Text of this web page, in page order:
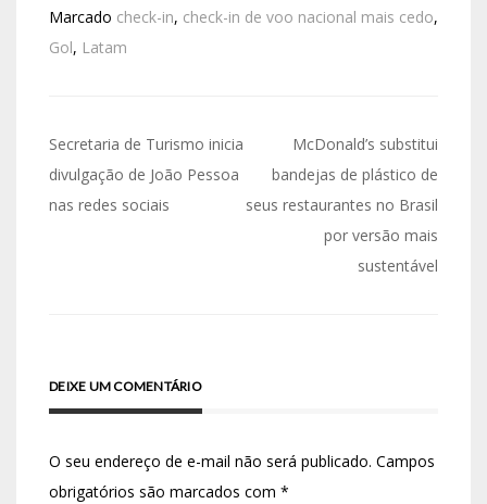
Marcado check-in, check-in de voo nacional mais cedo,
Gol, Latam
Secretaria de Turismo inicia
divulgação de João Pessoa
nas redes sociais
McDonald’s substitui
bandejas de plástico de
seus restaurantes no Brasil
por versão mais
sustentável
DEIXE UM COMENTÁRIO
O seu endereço de e-mail não será publicado. Campos
obrigatórios são marcados com *